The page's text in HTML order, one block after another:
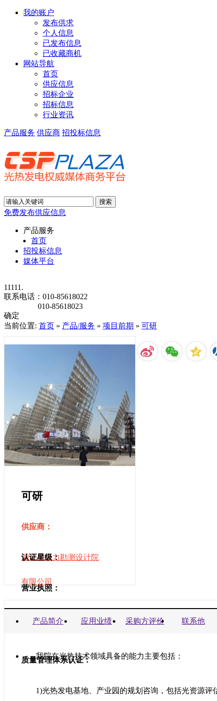
我的账户
发布供求
个人信息
已发布信息
已收藏商机
网站导航
首页
供应信息
招标企业
招标信息
行业资讯
产品服务 供应商 招投标信息
免费发布供应信息
产品服务
首页
招投标信息
媒体平台
11111.
联系电话： 010-85618022
010-85618023
确定
当前位置: 首页 » 产品/服务 » 项目前期 » 可研
可研
供应商：
湖北省电力勘测设计院
有限公司
认证星级：
营业执照：
商业信誉承诺书：
质量管理体系认证：
产品简介 应用业绩 采购方评价 联系他
我院在光热技术领域具备的能力主要包括：
1)光热发电基地、产业园的规划咨询，包括光资源评